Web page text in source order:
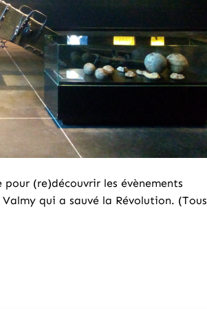
(re)découvrir les évènements
qui a sauvé la Révolution. (Tous
onglet)
un nouvel onglet)